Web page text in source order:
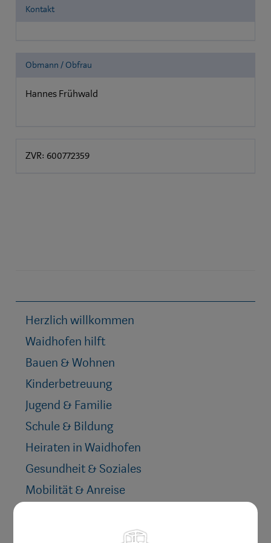
Kontakt
Obmann / Obfrau
Hannes Frühwald
ZVR: 600772359
Herzlich willkommen
Waidhofen hilft
Bauen & Wohnen
Kinderbetreuung
Jugend & Familie
Schule & Bildung
Heiraten in Waidhofen
Gesundheit & Soziales
Mobilität & Anreise